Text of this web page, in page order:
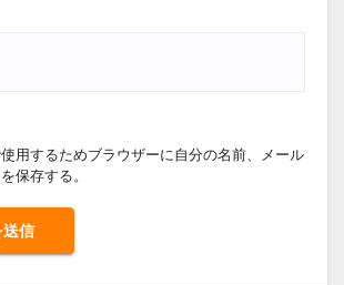
用するためブラウザーに自分の名前、メール
保存する。